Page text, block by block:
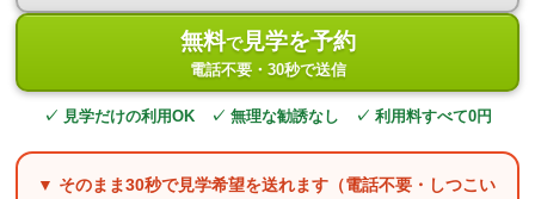
無料で見学を予約
電話不要・30秒で送信
✓ 見学だけの利用OK ✓ 無理な勧誘なし ✓ 利用料すべて0円
▼ そのまま30秒で見学希望を送れます（電話不要・しつこい